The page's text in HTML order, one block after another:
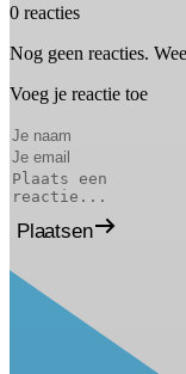
0 reacties
Nog geen reacties.
Voeg je reactie toe
Plaatsen